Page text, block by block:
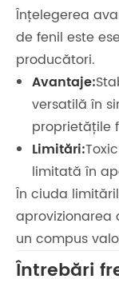
Înțelegerea
de fenil este
producători.
Avantaje:
versatilă în
proprietățile
Limitări:
limitată în
În ciuda
aprovizionarea
un compus
Întrebări